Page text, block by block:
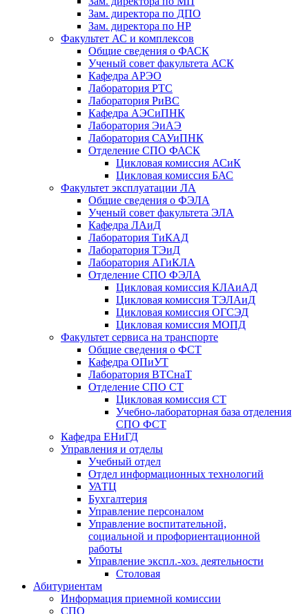
Зам. директора по ДПО
Зам. директора по НР
Факультет АС и комплексов
Общие сведения о ФАСК
Ученый совет факультета АСК
Кафедра АРЭО
Лаборатория РТС
Лаборатория РиВС
Кафедра АЭСиПНК
Лаборатория ЭиАЭ
Лаборатория САУиПНК
Отделение СПО ФАСК
Цикловая комиссия АСиК
Цикловая комиссия БАС
Факультет эксплуатации ЛА
Общие сведения о ФЭЛА
Ученый совет факультета ЭЛА
Кафедра ЛАиД
Лаборатория ТиКАД
Лаборатория ТЭиД
Лаборатория АГиКЛА
Отделение СПО ФЭЛА
Цикловая комиссия КЛАиАД
Цикловая комиссия ТЭЛАиД
Цикловая комиссия ОГСЭД
Цикловая комиссия МОПД
Факультет сервиса на транспорте
Общие сведения о ФСТ
Кафедра ОПиУТ
Лаборатория ВТСнаТ
Отделение СПО СТ
Цикловая комиссия СТ
Учебно-лабораторная база отделения
СПО ФСТ
Кафедра ЕНиГД
Управления и отделы
Учебный отдел
Отдел информационных технологий
УАТЦ
Бухгалтерия
Управление персоналом
Управление воспитательной,
социальной и профориентационной
работы
Управление экспл.-хоз. деятельности
Столовая
Абитуриентам
Информация приемной комиссии
СПО